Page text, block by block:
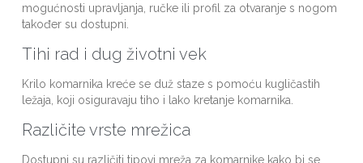
mogućnosti upravljanja, ručke ili profil za otvaranje s nogom
također su dostupni.
Tihi rad i dug životni vek
Krilo komarnika kreće se duž staze s pomoću kugličastih
ležaja, koji osiguravaju tiho i lako kretanje komarnika.
Različite vrste mrežica
Dostupni su različiti tipovi mreža za komarnike kako bi se